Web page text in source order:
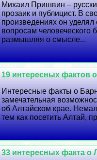
Михаил Пришвин –
прозаик и публицист. В
произведениях он
вопросам человеческого
размышляя о смысле...
19 интересных фактов
Интересные факты о
замечательная
об Алтайском крае.
тем как посетить Алтай,
33 интересных факта о